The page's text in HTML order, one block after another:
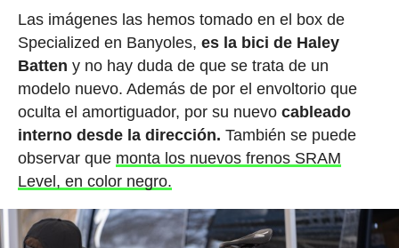
Las imágenes las hemos tomado en el box de
Specialized en Banyoles, es la bici de Haley
Batten y no hay duda de que se trata de un
modelo nuevo. Además de por el envoltorio que
oculta el amortiguador, por su nuevo cableado
interno desde la dirección. También se puede
observar que monta los nuevos frenos SRAM
Level, en color negro.